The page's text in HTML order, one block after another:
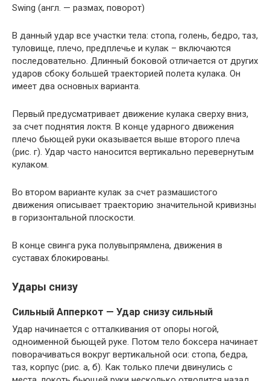
Swing (англ. — размах, поворот)
В данный удар все участки тела: стопа, голень, бедро, таз,
туловище, плечо, предплечье и кулак – включаются
последовательно. Длинный боковой отличается от других
ударов сбоку большей траекторией полета кулака. Он
имеет два основных варианта.
Первый предусматривает движение кулака сверху вниз,
за счет поднятия локтя. В конце ударного движения
плечо бьющей руки оказывается выше второго плеча
(рис. г). Удар часто наносится вертикально перевернутым
кулаком.
Во втором варианте кулак за счет размашистого
движения описывает траекторию значительной кривизны
в горизонтальной плоскости.
В конце свинга рука полувыпрямлена, движения в
суставах блокированы.
Удары снизу
Сильный Апперкот — Удар снизу сильный
Удар начинается с отталкивания от опоры ногой,
одноименной бьющей руке. Потом тело боксера начинает
поворачиваться вокруг вертикальной оси: стопа, бедра,
таз, корпус (рис. а, б). Как только плечи двинулись с